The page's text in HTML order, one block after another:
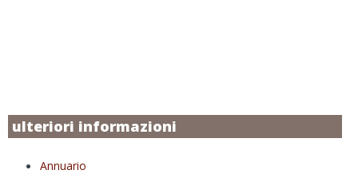
ulteriori informazioni
Annuario